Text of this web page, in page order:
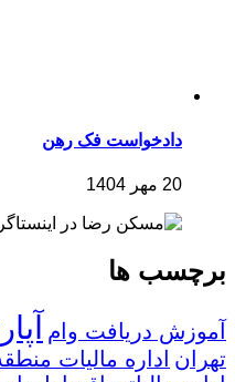
دادخواست فک رهن
20 مهر 1404
برچسب ها
آموزش دریافت وام
تهران اداره مالیات